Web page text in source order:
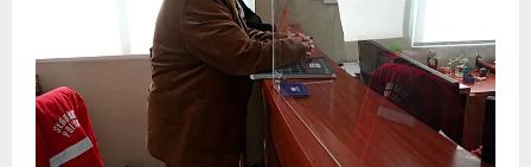
región
de
Coquimbo
para
reforzar
seguridad